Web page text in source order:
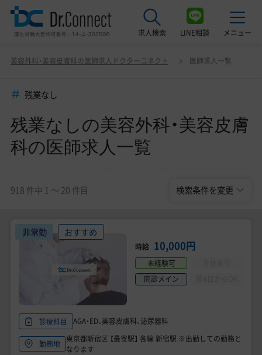
求人検索 LINE相談 メニュー
美容クリニック見学ご希望の方はこちら
サービス紹介
ドクターコネクトの強み
非常勤・アルバイト求人一覧
美容医療医師の転職お役立ちコンテンツ
美容クリニック見学・研修情報
美容外科・美容皮膚科の医師転職体験談
美容クリニックインタビュー
美容外科・美容皮膚科の医師求人ドクターコネクト 医師求人一覧
残業なし
残業なしの美容外科・美容皮膚
科の医師求人一覧
918 件中 1 〜 20 件目 検索条件を変更
残業なしの美容外科・美容皮膚科の医師求人一覧 変更
非常勤 おすすめ
時給 10,000円
未経験可
問診メイン
診療科目 AGA・ED、美容皮膚科、泌尿器科
勤務地
東京都新宿区 【最寄駅】 各線 新宿駅 ※出勤しての勤務と
なります